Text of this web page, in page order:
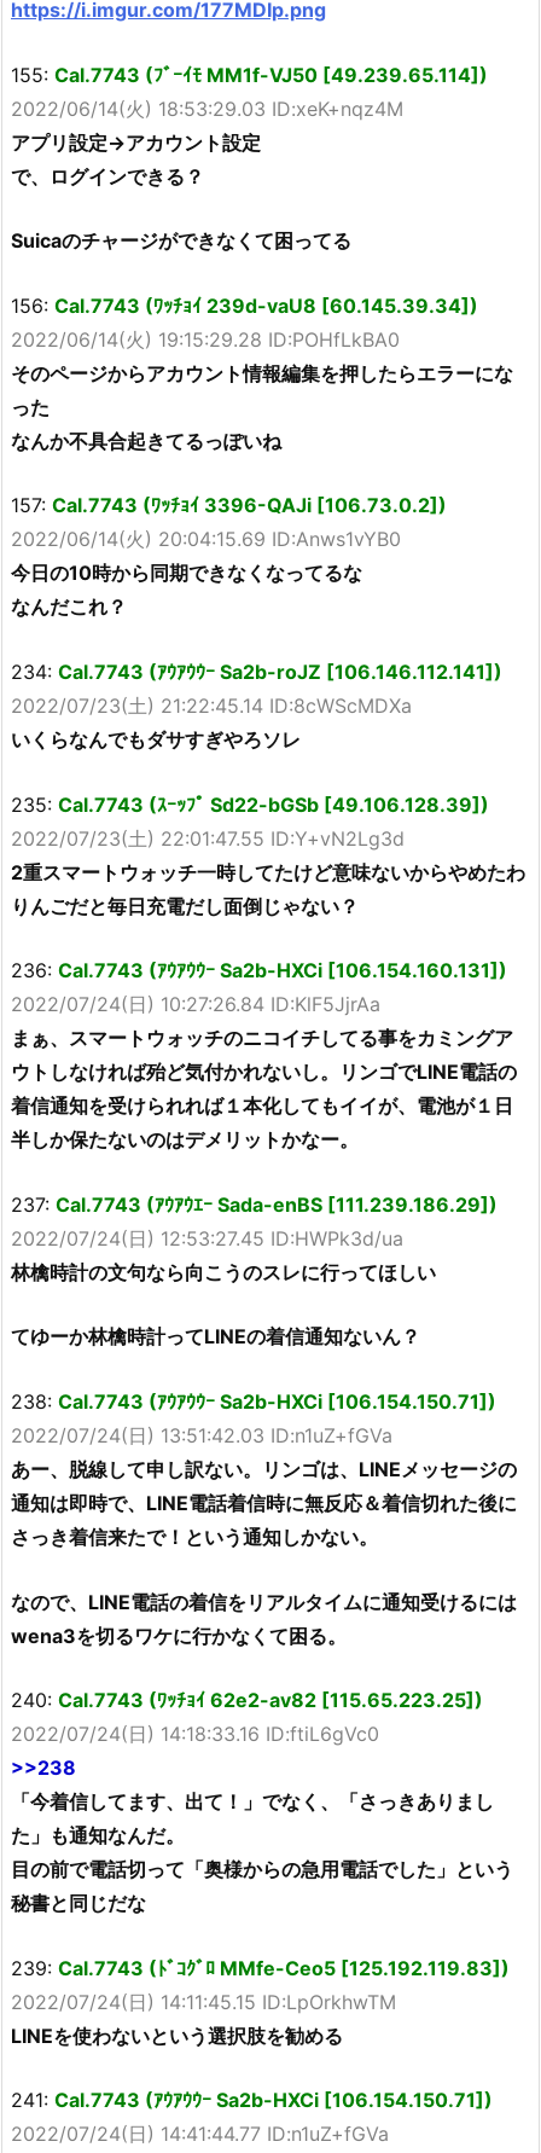
https://i.imgur.com/177MDIp.png
155: Cal.7743 (ﾌﾞｰｲﾓ MM1f-VJ50 [49.239.65.114])
2022/06/14(火) 18:53:29.03 ID:xeK+nqz4M
アプリ設定→アカウント設定
で、ログインできる？
Suicaのチャージができなくて困ってる
156: Cal.7743 (ﾜｯﾁｮｲ 239d-vaU8 [60.145.39.34])
2022/06/14(火) 19:15:29.28 ID:POHfLkBA0
そのページからアカウント情報編集を押したらエラーにな
った
なんか不具合起きてるっぽいね
157: Cal.7743 (ﾜｯﾁｮｲ 3396-QAJi [106.73.0.2])
2022/06/14(火) 20:04:15.69 ID:Anws1vYB0
今日の10時から同期できなくなってるな
なんだこれ？
234: Cal.7743 (ｱｳｱｳｳｰ Sa2b-roJZ [106.146.112.141])
2022/07/23(土) 21:22:45.14 ID:8cWScMDXa
いくらなんでもダサすぎやろソレ
235: Cal.7743 (ｽｰｯﾌﾟ Sd22-bGSb [49.106.128.39])
2022/07/23(土) 22:01:47.55 ID:Y+vN2Lg3d
2重スマートウォッチ一時してたけど意味ないからやめたわ
りんごだと毎日充電だし面倒じゃない？
236: Cal.7743 (ｱｳｱｳｳｰ Sa2b-HXCi [106.154.160.131])
2022/07/24(日) 10:27:26.84 ID:KlF5JjrAa
まぁ、スマートウォッチのニコイチしてる事をカミングア
ウトしなければ殆ど気付かれないし。リンゴでLINE電話の
着信通知を受けられれば１本化してもイイが、電池が１日
半しか保たないのはデメリットかなー。
237: Cal.7743 (ｱｳｱｳｴｰ Sada-enBS [111.239.186.29])
2022/07/24(日) 12:53:27.45 ID:HWPk3d/ua
林檎時計の文句なら向こうのスレに行ってほしい
てゆーか林檎時計ってLINEの着信通知ないん？
238: Cal.7743 (ｱｳｱｳｳｰ Sa2b-HXCi [106.154.150.71])
2022/07/24(日) 13:51:42.03 ID:n1uZ+fGVa
あー、脱線して申し訳ない。リンゴは、LINEメッセージの
通知は即時で、LINE電話着信時に無反応＆着信切れた後に
さっき着信来たで！という通知しかない。
なので、LINE電話の着信をリアルタイムに通知受けるには
wena3を切るワケに行かなくて困る。
240: Cal.7743 (ﾜｯﾁｮｲ 62e2-av82 [115.65.223.25])
2022/07/24(日) 14:18:33.16 ID:ftiL6gVc0
>>238
「今着信してます、出て！」でなく、「さっきありまし
た」も通知なんだ。
目の前で電話切って「奥様からの急用電話でした」という
秘書と同じだな
239: Cal.7743 (ﾄﾞｺｸﾞﾛ MMfe-Ceo5 [125.192.119.83])
2022/07/24(日) 14:11:45.15 ID:LpOrkhwTM
LINEを使わないという選択肢を勧める
241: Cal.7743 (ｱｳｱｳｳｰ Sa2b-HXCi [106.154.150.71])
2022/07/24(日) 14:41:44.77 ID:n1uZ+fGVa